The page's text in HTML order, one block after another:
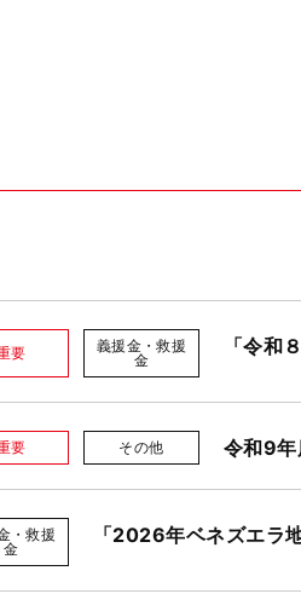
要
義援金・救援
金
「令和
要 その他 令和9
・救援
金
「2026年ベネズエラ